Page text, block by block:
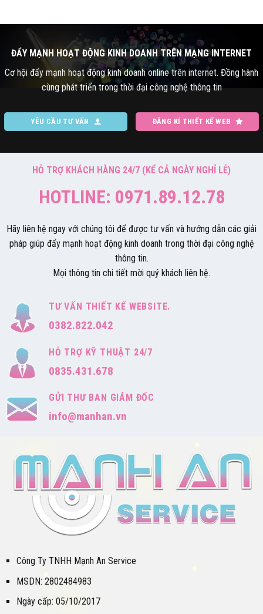
ĐẨY MẠNH HOẠT ĐỘNG KINH DOANH TRÊN MẠNG INTERNET
Cơ hội đẩy mạnh hoạt động kinh doanh online trên internet. Đồng hành
cùng phát triển trong thời đại công nghệ thông tin
YÊU CẦU TƯ VẤN ĐĂNG KÍ THIẾT KẾ WEB
HỖ TRỢ KHÁCH HÀNG 24/7 (KỂ CẢ NGÀY NGHỈ LỄ)
HOTLINE: 0971.89.12.78
Hãy liên hệ ngay với chúng tôi để được tư vấn và hướng dẫn các giải
pháp giúp đẩy mạnh hoạt động kinh doanh trong thời đại công nghệ
thông tin.
Mọi thông tin chi tiết mời quý khách liên hệ.
TƯ VẤN THIẾT KẾ WEBSITE.
0382.822.042
HỖ TRỢ KỸ THUẬT 24/7
0835.431.678
GỬI THƯ BAN GIÁM ĐỐC
info@manhan.vn
Công Ty TNHH Mạnh An Service
MSDN: 2802484983
Ngày cấp: 05/10/2017